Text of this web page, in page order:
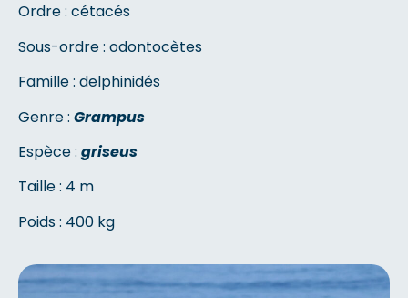
Ordre : cétacés
Sous-ordre : odontocètes
Famille : delphinidés
Genre : Grampus
Espèce : griseus
Taille : 4 m
Poids : 400 kg